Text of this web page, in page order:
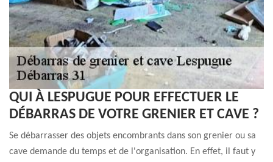
QUI À LESPUGUE POUR EFFECTUER LE
DÉBARRAS DE VOTRE GRENIER ET CAVE ?
Se débarrasser des objets encombrants dans son grenier ou sa
cave demande du temps et de l'organisation. En effet, il faut y